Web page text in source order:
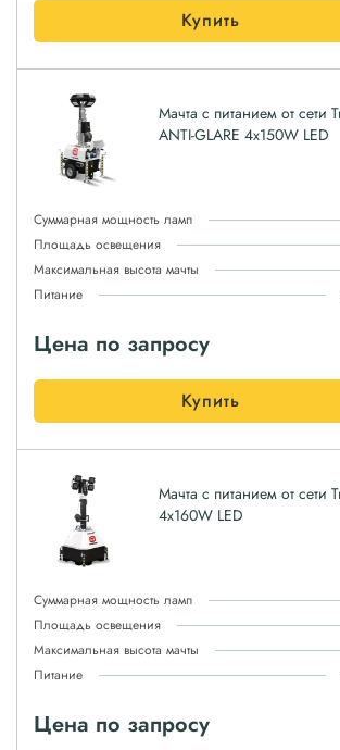
Купить
Мачта с питанием от сети
ANTI-GLARE 4x150W LED
Суммарная мощность ламп
Площадь освещения
Максимальная высота мачты
Питание
Цена по запросу
Купить
Мачта с питанием от сети
4x160W LED
Суммарная мощность ламп
Площадь освещения
Максимальная высота мачты
Питание
Цена по запросу